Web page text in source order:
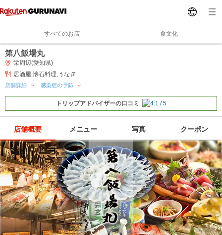
すべてのお店 食文化
第八飯場丸
栄周辺(愛知県)
居酒屋,懐石料理,うなぎ
店舗詳細 感染症の予防
トリップアドバイザーの口コミ
店舗概要 メニュー 写真 クーポン